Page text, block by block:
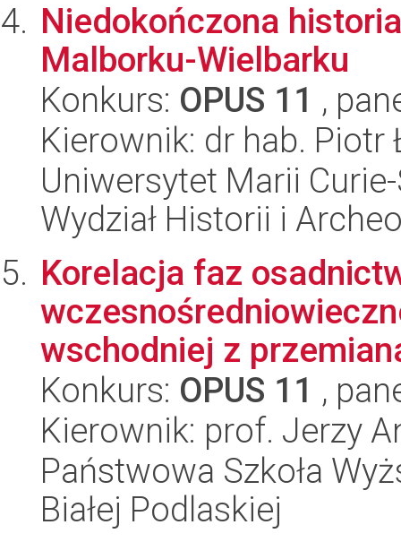
Niedokończona
Malborku-Wielbarku
Konkurs: OPUS 11 ,
Kierownik: dr hab. Piotr
Uniwersytet Marii
Wydział Historii i
Korelacja faz
wschodniej z
Konkurs: OPUS 11 ,
Kierownik: prof. Jerzy
Państwowa Szkoła
Białej Podlaskiej